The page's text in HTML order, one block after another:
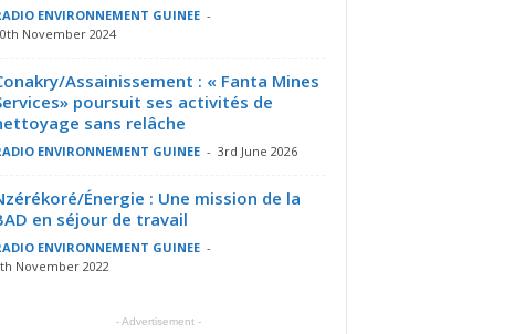
ENVIRONNEMENT GUINEE -
November 2024
Assainissement : « Fanta Mines
poursuit ses activités de
sans relâche
ENVIRONNEMENT GUINEE - 3rd June 2026
Énergie : Une mission de la
en séjour de travail
ENVIRONNEMENT GUINEE -
November 2022
- Advertisement -